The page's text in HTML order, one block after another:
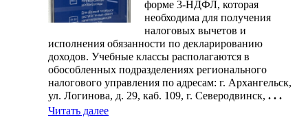
форме 3-НДФЛ, которая
необходима для получения
налоговых вычетов и
исполнения обязанности по декларированию
доходов. Учебные классы располагаются в
обособленных подразделениях регионального
налогового управления по адресам: г. Архангельск,
ул. Логинова, д. 29, каб. 109, г. Северодвинск, . . .
Читать далее